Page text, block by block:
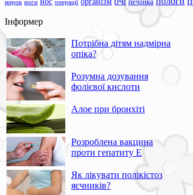
нирок ноги операції печінка
Інформер
Потрібна дітям надмірна
опіка?
Розумна дозування
фолієвої кислоти
Алое при бронхіті
Розроблена вакцина
проти гепатиту Е
Як лікувати полікістоз
яєчників?